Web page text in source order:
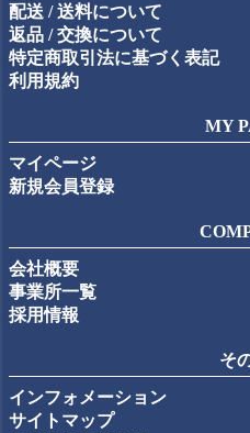
配送 / 送料について
返品 / 交換について
特定商取引法に基づく表記
利用規約
MY
マイページ
新規会員登録
会社概要
事業所一覧
採用情報
そ
インフォメーション
サイトマップ